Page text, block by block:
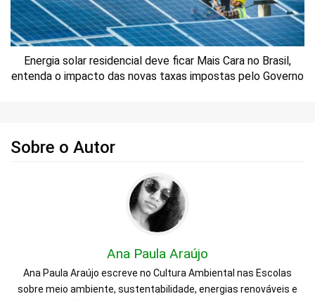
Energia solar residencial deve ficar Mais Cara no Brasil,
entenda o impacto das novas taxas impostas pelo Governo
Sobre o Autor
Ana Paula Araújo
Ana Paula Araújo escreve no Cultura Ambiental nas Escolas
sobre meio ambiente, sustentabilidade, energias renováveis e